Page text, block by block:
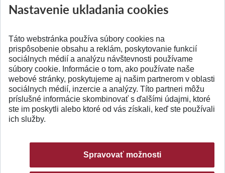
Publikované 31.07.2026 Publikované
SPÄŤ NA VRCH
Nastavenie ukladania cookies
Táto webstránka používa súbory cookies na
prispôsobenie obsahu a reklám, poskytovanie funkcií
sociálnych médií a analýzu návštevnosti používame
súbory cookie. Informácie o tom, ako používate naše
webové stránky, poskytujeme aj našim partnerom v oblasti
sociálnych médií, inzercie a analýzy. Títo partneri môžu
príslušné informácie skombinovať s ďalšími údajmi, ktoré
ste im poskytli alebo ktoré od vás získali, keď ste používali
ich služby.
Spravovať možnosti